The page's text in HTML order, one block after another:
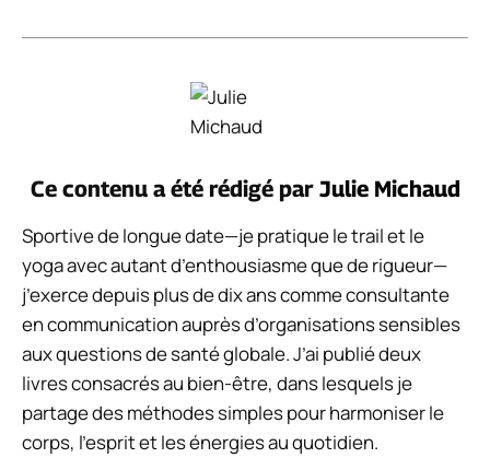
Ce contenu a été rédigé par Julie Michaud
Sportive de longue date—je pratique le trail et le
yoga avec autant d’enthousiasme que de rigueur—
j’exerce depuis plus de dix ans comme consultante
en communication auprès d’organisations sensibles
aux questions de santé globale. J’ai publié deux
livres consacrés au bien-être, dans lesquels je
partage des méthodes simples pour harmoniser le
corps, l’esprit et les énergies au quotidien.